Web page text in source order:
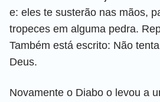
e: eles te susterão nas mãos,
tropeces em alguma pedra.
Também está escrito: Não
Deus.
Novamente o Diabo o levou a